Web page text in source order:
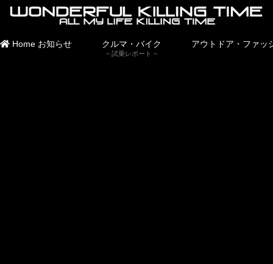
Home お知らせ クルマ・バイク
試乗レポート
アウトドア・ファッ